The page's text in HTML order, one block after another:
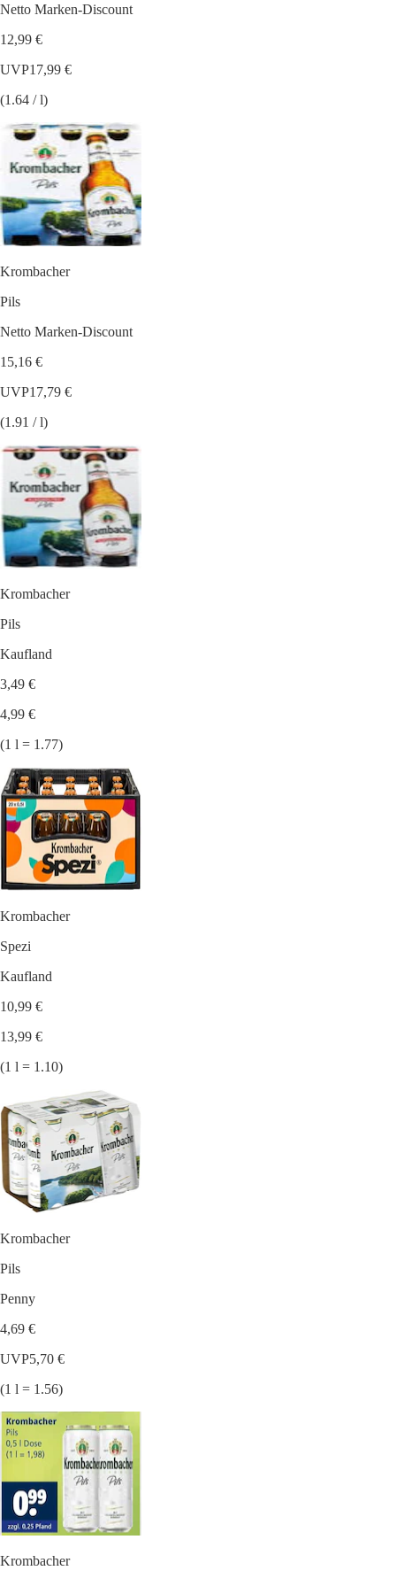
Netto Marken-Discount
12,99 €
UVP17,99 €
(1.64 / l)
Krombacher
Pils
Netto Marken-Discount
15,16 €
UVP17,79 €
(1.91 / l)
Krombacher
Pils
Kaufland
3,49 €
4,99 €
(1 l = 1.77)
Krombacher
Spezi
Kaufland
10,99 €
13,99 €
(1 l = 1.10)
Krombacher
Pils
Penny
4,69 €
UVP5,70 €
(1 l = 1.56)
Krombacher